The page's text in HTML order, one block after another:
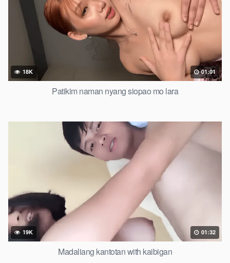
18K 01:01
Patikim naman nyang siopao mo lara
19K 01:32
Madaliang kantotan with kaibigan